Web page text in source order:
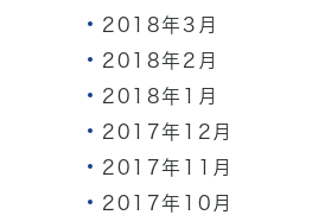
2018年3月
2018年2月
2018年1月
2017年12月
2017年11月
2017年10月